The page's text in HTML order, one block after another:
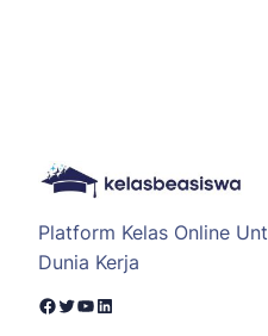
Platform Kelas Online
Dunia Kerja
Facebook Twitter YouTube LinkedIn